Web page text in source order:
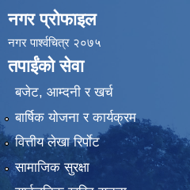
नगर प्रोफाइल
नगर पार्श्वचित्र २०७५
तपाईंको सेवा
बजेट, आम्दनी र खर्च
बार्षिक योजना र कार्यक्रम
वित्तीय लेखा रिर्पाेट
सामाजिक सुरक्षा